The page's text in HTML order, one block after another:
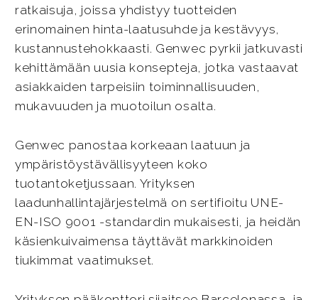
ratkaisuja, joissa yhdistyy tuotteiden
erinomainen hinta-laatusuhde ja kestävyys,
kustannustehokkaasti. Genwec pyrkii jatkuvasti
kehittämään uusia konsepteja, jotka vastaavat
asiakkaiden tarpeisiin toiminnallisuuden,
mukavuuden ja muotoilun osalta.
Genwec panostaa korkeaan laatuun ja
ympäristöystävällisyyteen koko
tuotantoketjussaan. Yrityksen
laadunhallintajärjestelmä on sertifioitu UNE-
EN-ISO 9001 -standardin mukaisesti, ja heidän
käsienkuivaimensa täyttävät markkinoiden
tiukimmat vaatimukset.